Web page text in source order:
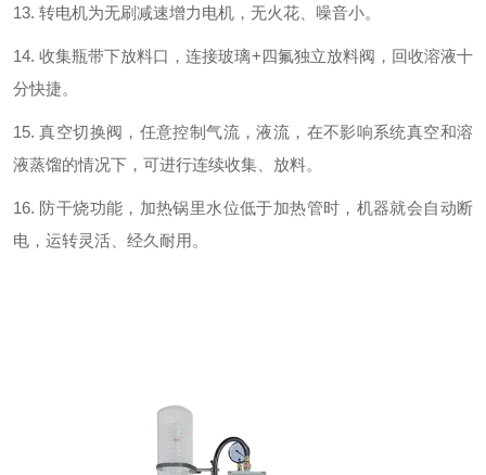
13. 转电机为无刷减速增力电机，无火花、噪音小。
14.收集瓶带下放料口，连接玻璃+四氟独立放料阀，回收溶液十
分快捷。
15.真空切换阀， 任意控制气流，液流， 在不影响系统真空和溶
液蒸馏的情况下，可进行连续收集、放料。
16. 防干烧功能，加热锅里水位低于加热管时，机器就会自动断
电，运转灵活、 经久耐用。